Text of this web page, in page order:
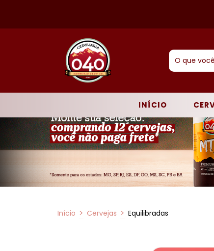
INÍCIO
Início > Cervejas > Equilibradas